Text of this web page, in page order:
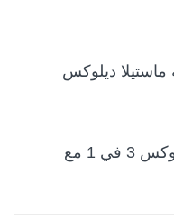
ماستيلا ديلوكس
كرسي ماستيلا أورا ديلوكس 3 في 1 مع